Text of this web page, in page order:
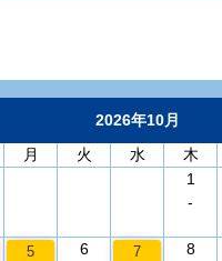
2026年10月
月 火 水 木
1
-
5
6
7
8